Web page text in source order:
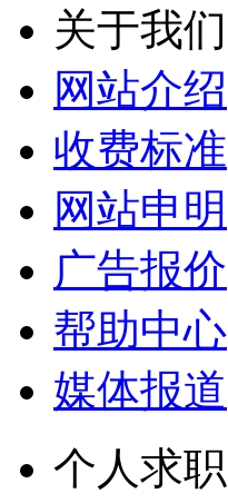
关于我们
网站介绍
收费标准
网站申明
广告报价
帮助中心
媒体报道
个人求职